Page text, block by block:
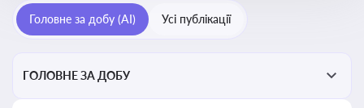
потенціалу, соціального захисту та ефективної
реалізації державної політики у цій галузі
Головне за добу (AI) Усі публікації
ГОЛОВНЕ ЗА ДОБУ